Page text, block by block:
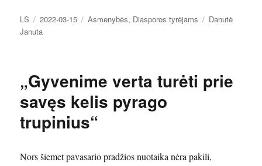
Autorius
LS Paskelbta
2022-03-15 Kategorijos
Asmenybės, Diasporos tyrėjams Žymos
Danutė
Januta
„Gyvenime verta turėti prie
savęs kelis pyrago
trupinius“
Nors šiemet pavasario pradžios nuotaika nėra pakili,